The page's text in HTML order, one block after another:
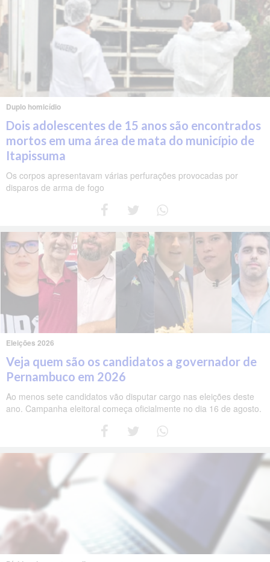
Duplo homicídio
Dois adolescentes de 15 anos são encontrados
mortos em uma área de mata do município de
Itapissuma
Os corpos apresentavam várias perfurações provocadas por
disparos de arma de fogo
Eleições 2026
Veja quem são os candidatos a governador de
Pernambuco em 2026
Ao menos sete candidatos vão disputar cargo nas eleições deste
ano. Campanha eleitoral começa oficialmente no dia 16 de agosto.